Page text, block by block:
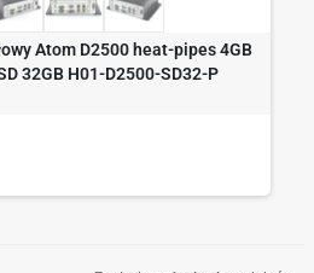
Atom D2500 heat-pipes 4GB
32GB H01-D2500-SD32-P